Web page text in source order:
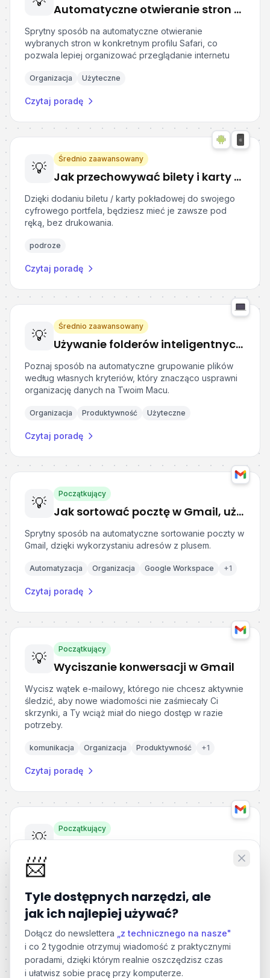
Automatyczne otwieranie stron w konkretnych profilach w Safari
Sprytny sposób na automatyczne otwieranie
wybranych stron w konkretnym profilu Safari, co
pozwala lepiej organizować przeglądanie internetu
Organizacja Użyteczne
Czytaj poradę
💡
Średnio zaawansowany
Jak przechowywać bilety i karty pokładowe w telefonie?
Dzięki dodaniu biletu / karty pokładowej do swojego
cyfrowego portfela, będziesz mieć je zawsze pod
ręką, bez drukowania.
podroze
Czytaj poradę
💡
Średnio zaawansowany
Używanie folderów inteligentnych na macOS
Poznaj sposób na automatyczne grupowanie plików
według własnych kryteriów, który znacząco usprawni
organizację danych na Twoim Macu.
Organizacja Produktywność Użyteczne
Czytaj poradę
💡
Początkujący
Jak sortować pocztę w Gmail, używając adresów z plusem
Sprytny sposób na automatyczne sortowanie poczty w
Gmail, dzięki wykorzystaniu adresów z plusem.
Automatyzacja Organizacja Google Workspace +1
Czytaj poradę
💡
Początkujący
Wyciszanie konwersacji w Gmail
Wycisz wątek e-mailowy, którego nie chcesz aktywnie
śledzić, aby nowe wiadomości nie zaśmiecały Ci
skrzynki, a Ty wciąż miał do niego dostęp w razie
potrzeby.
komunikacja Organizacja Produktywność +1
Czytaj poradę
💡
Początkujący
Zrób porządek z napływającymi newsletterami i
wiadomościami marketingowymi z poziomu jednej,
ukrytej zakładki w Gmailu.
Organizacja Produktywność Google Workspace
Czytaj poradę
📨
Tyle dostępnych narzędzi, ale
jak ich najlepiej używać?
Dołącz do newslettera
„z technicznego na nasze"
i co 2 tygodnie otrzymuj wiadomość z praktycznymi
poradami, dzięki którym realnie oszczędzisz czas
i ułatwisz sobie pracę przy komputerze.